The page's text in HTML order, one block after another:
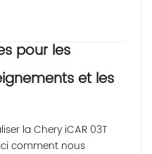
pour les
et les
la Chery iCAR 03T
comment nous